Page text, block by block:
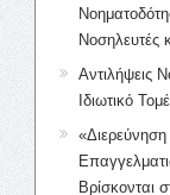
Νοσηλευτές
Αντιλήψεις
Ιδιωτικό
Βρίσκονται